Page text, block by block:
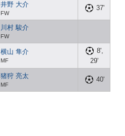
井野 大介
FW
37'
川村 駿介
FW
横山 隼介
MF
8',
29'
猪狩 亮太
MF
40'